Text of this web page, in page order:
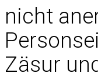
nicht
Zäsur